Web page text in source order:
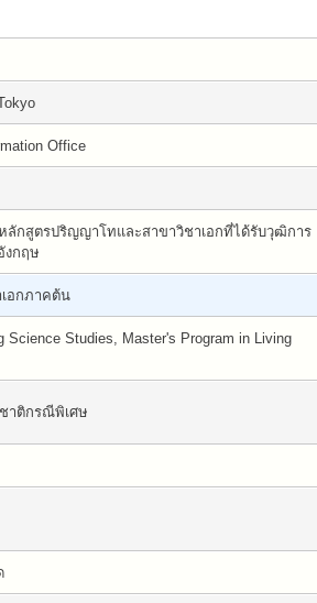
Office
ลักสูตรปริญญาโทและสาขาวิชาเอกที่ได้รับวุฒิการ
งกฤษ
อกภาคต้น
Science Studies, Master's Program in Living
าติกรณีพิเศษ